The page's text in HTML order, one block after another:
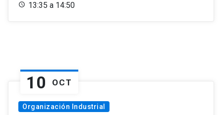
13:35 a 14:50
10 OCT
Organización Industrial